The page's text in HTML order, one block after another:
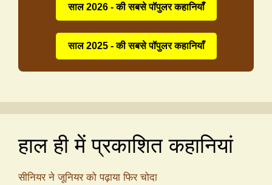
साल 2026 - की सबसे पॉपुलर कहानियाँ
साल 2025 - की सबसे पॉपुलर कहानियाँ
हाल ही में प्रकाशित कहानियां
सीनियर ने जूनियर को पढ़ाया फिर चोदा